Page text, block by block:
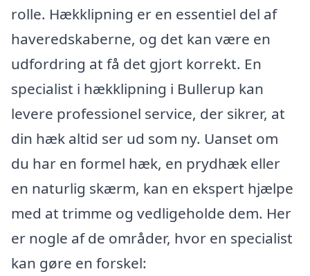
rolle. Hækklipning er en essentiel del af
haveredskaberne, og det kan være en
udfordring at få det gjort korrekt. En
specialist i hækklipning i Bullerup kan
levere professionel service, der sikrer, at
din hæk altid ser ud som ny. Uanset om
du har en formel hæk, en prydhæk eller
en naturlig skærm, kan en ekspert hjælpe
med at trimme og vedligeholde dem. Her
er nogle af de områder, hvor en specialist
kan gøre en forskel: